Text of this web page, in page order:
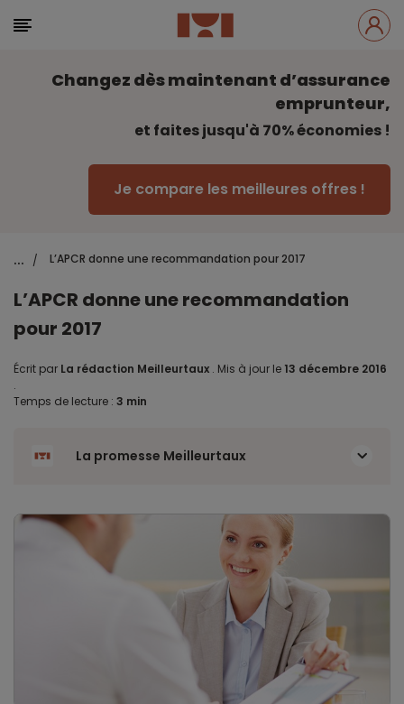
Changez dès maintenant d’assurance
emprunteur,
et faites jusqu'à 70% économies !
Je compare les meilleures offres !
... / L’APCR donne une recommandation pour 2017
L’APCR donne une recommandation
pour 2017
Écrit par La rédaction Meilleurtaux . Mis à jour le 13 décembre 2016
.
Temps de lecture : 3 min
La promesse Meilleurtaux